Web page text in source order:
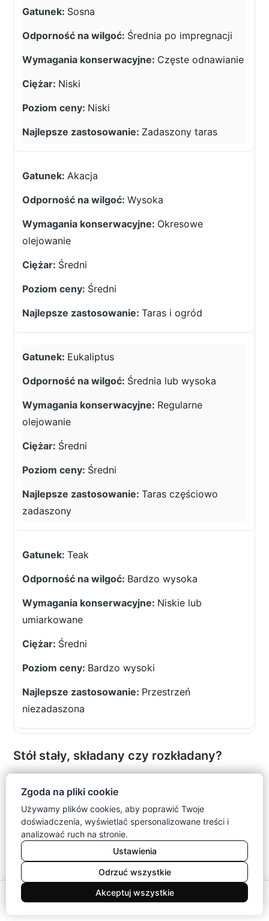
Sosna
Średnia po impregnacji
Częste odnawianie
Niski
Niski
Zadaszony taras
Akacja
Wysoka
Okresowe
olejowanie
Średni
Średni
Taras i ogród
Eukaliptus
Średnia lub wysoka
Regularne
olejowanie
Średni
Średni
Taras częściowo
zadaszony
Teak
Bardzo wysoka
Niskie lub
umiarkowane
Średni
Bardzo wysoki
Przestrzeń
niezadaszona
Stół stały, składany czy rozkładany?
stabilność. Sprawdzi się tam, gdzie strefa jadalniana
ma niezmienny układ przez cały sezon. Taki stół
ogrodowy drewniany będzie dobrym wyborem,
jeżeli nie musisz regularnie zwalniać przestrzeni.
Stół składany łatwo przechowasz, dlatego pasuje do
niewielkiego balkonu lub tarasu. Sprawdź blokady
nóg, zawiasy i stabilność po pełnym rozłożeniu.
Zgoda na pliki cookie
Używamy plików cookies, aby poprawić Twoje
doświadczenia, wyświetlać spersonalizowane treści i
analizować ruch na stronie.
Ustawienia
Odrzuć wszystkie
Akceptuj wszystkie